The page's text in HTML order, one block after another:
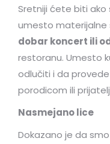
Sretniji ćete biti ako
umesto materijalne
dobar koncert ili
restoranu. Umesto
odlučiti i da
porodicom ili
Nasmejano lice
Dokazano je da